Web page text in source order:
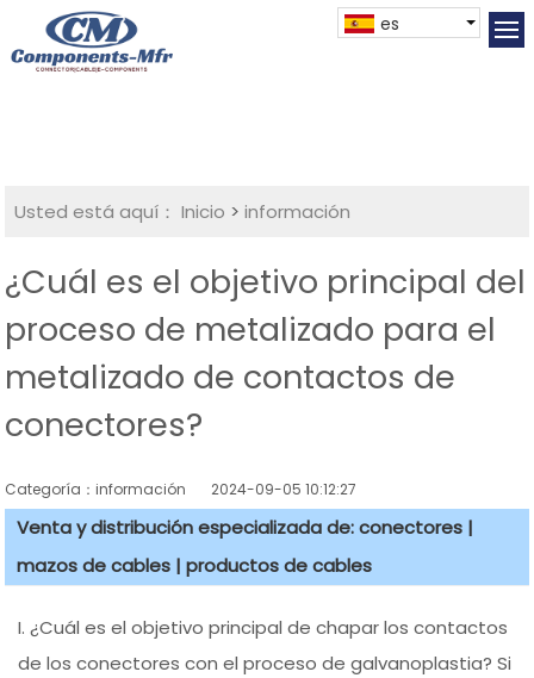
es
Usted está aquí： Inicio >información
¿Cuál es el objetivo principal del
proceso de metalizado para el
metalizado de contactos de
conectores?
Categoría：información 2024-09-05 10:12:27
Venta y distribución especializada de: conectores |
mazos de cables | productos de cables
I. ¿Cuál es el objetivo principal de chapar los contactos
de los conectores con el proceso de galvanoplastia? Si